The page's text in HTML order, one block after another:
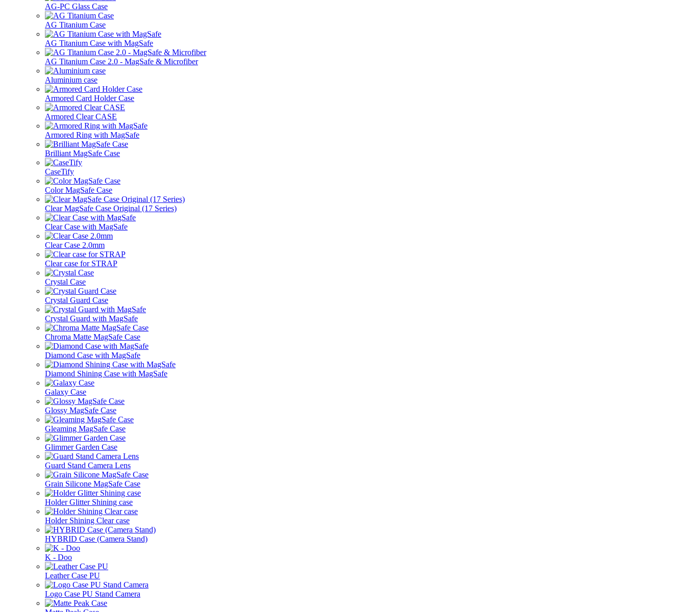
AG-PC Glass Case
AG Titanium Case
AG Titanium Case with MagSafe
AG Titanium Case 2.0 - MagSafe & Microfiber
Aluminium case
Armored Card Holder Case
Armored Clear CASE
Armored Ring with MagSafe
Brilliant MagSafe Case
CaseTify
Color MagSafe Case
Clear MagSafe Case Original (17 Series)
Clear Case with MagSafe
Clear Case 2.0mm
Clear case for STRAP
Crystal Case
Crystal Guard Case
Crystal Guard with MagSafe
Chroma Matte MagSafe Case
Diamond Case with MagSafe
Diamond Shining Case with MagSafe
Galaxy Case
Glossy MagSafe Case
Gleaming MagSafe Case
Glimmer Garden Case
Guard Stand Camera Lens
Grain Silicone MagSafe Case
Holder Glitter Shining case
Holder Shining Clear case
HYBRID Case (Camera Stand)
K - Doo
Leather Case PU
Logo Case PU Stand Camera